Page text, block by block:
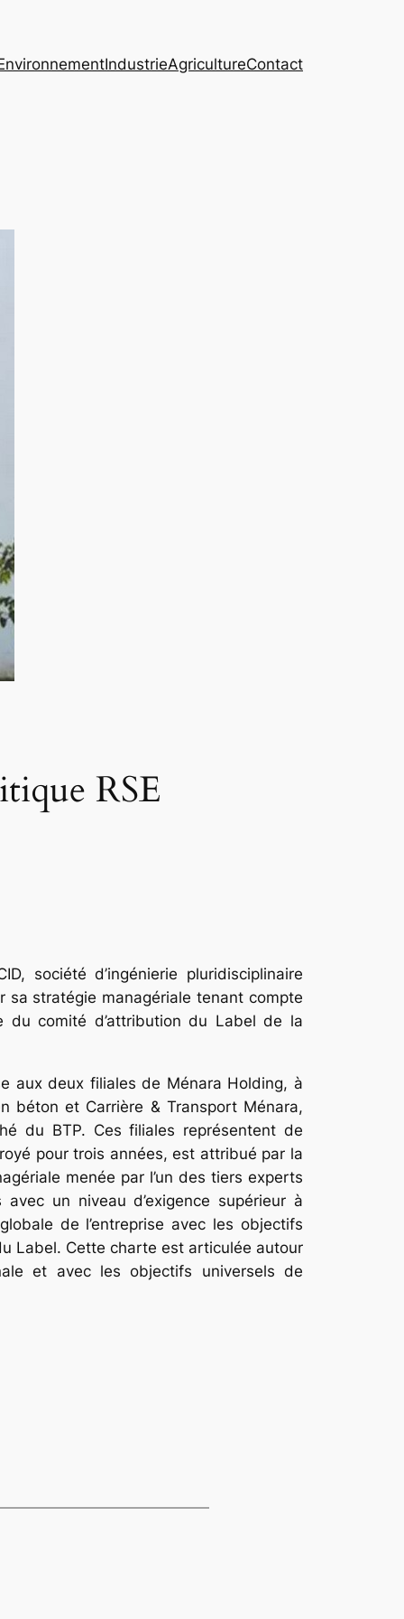
IndustrieAgricultureContact
RSE
société d’ingénierie pluridisciplinaire
stratégie managériale tenant compte
du comité d’attribution du Label de la
aux deux filiales de Ménara Holding, à
béton et Carrière & Transport Ménara,
du BTP. Ces filiales représentent de
pour trois années, est attribué par la
menée par l’un des tiers experts
un niveau d’exigence supérieur à
de l’entreprise avec les objectifs
Label. Cette charte est articulée autour
et avec les objectifs universels de